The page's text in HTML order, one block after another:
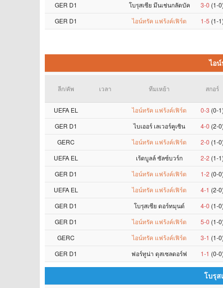
GER D1
โบรุสเซีย มึนเช่นกลัดบัค 3-0 (1-
GER D1
ไอน์ทรัค แฟร้งค์เฟิร์ต 1-5 (1-
ไอ
ลีก/คัพ เวลา ทีมเหย้า สกอร์
UEFA EL ไอน์ทรัค แฟร้งค์เฟิร์ต 0-3 (0-
GER D1
ไบเออร์ เลเวอร์คูเซิน 4-0 (2-
GERC
ไอน์ทรัค แฟร้งค์เฟิร์ต 2-0 (1-
UEFA EL
เร้ดบูลล์ ซัลซ์บวร์ก 2-2 (1-
GER D1
ไอน์ทรัค แฟร้งค์เฟิร์ต 1-2 (0-
UEFA EL
ไอน์ทรัค แฟร้งค์เฟิร์ต 4-1 (2-
GER D1
โบรุสเซีย ดอร์ทมุนด์ 4-0 (1-
GER D1
ไอน์ทรัค แฟร้งค์เฟิร์ต 5-0 (1-
GERC
ไอน์ทรัค แฟร้งค์เฟิร์ต 3-1 (1-
GER D1
ฟอร์ทูน่า ดุสเซลดอร์ฟ 1-1 (0-
โบรุส